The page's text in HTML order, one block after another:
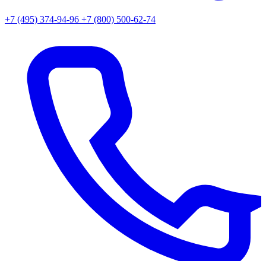
+7 (495) 374-94-96 +7 (800) 500-62-74